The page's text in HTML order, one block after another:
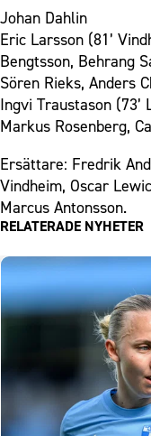
Johan Dahlin
Eric Larsson (81’
Bengtsson, Behrang
Sören Rieks, Anders
Ingvi Traustason (73’
Markus Rosenberg,
Ersättare: Fredrik
Vindheim, Oscar
Marcus Antonsson.
RELATERADE NYHETER